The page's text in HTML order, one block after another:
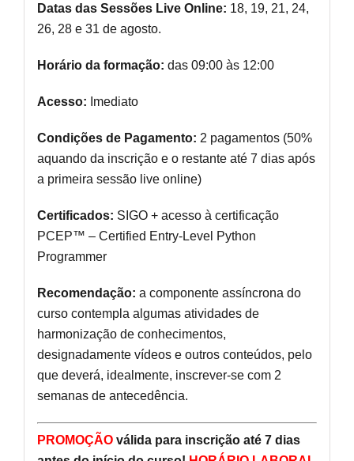
Datas das Sessões Live Online: 18, 19, 21, 24,
26, 28 e 31 de agosto.
Horário da formação: das 09:00 às 12:00
Acesso: Imediato
Condições de Pagamento: 2 pagamentos (50%
aquando da inscrição e o restante até 7 dias após
a primeira sessão live online)
Certificados: SIGO + acesso à certificação
PCEP™ – Certified Entry-Level Python
Programmer
Recomendação: a componente assíncrona do
curso contempla algumas atividades de
harmonização de conhecimentos,
designadamente vídeos e outros conteúdos, pelo
que deverá, idealmente, inscrever-se com 2
semanas de antecedência.
PROMOÇÃOválida para inscrição até 7 dias